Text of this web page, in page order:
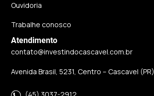
Ouvidoria
Trabalhe conosco
Atendimento
contato@investindocascavel.com.br
Avenida Brasil, 5231, Centro – Cascavel (PR)